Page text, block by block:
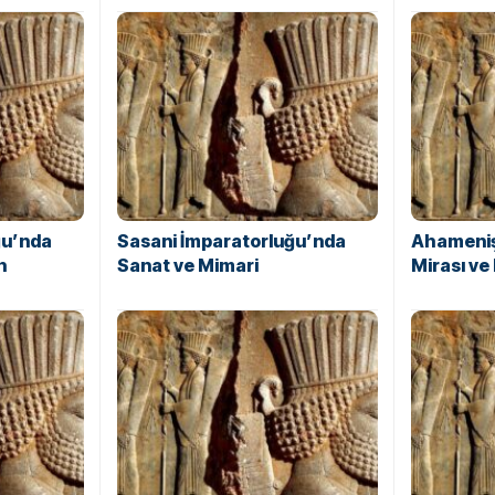
Sasani İmparatorluğu’nda
Sanat ve Mimari
Mirası